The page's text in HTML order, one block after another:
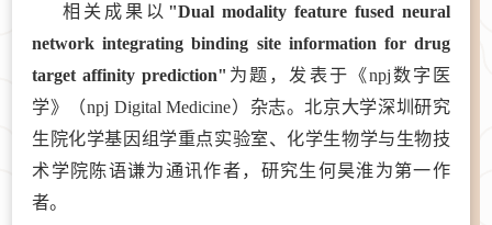
相关成果以 "Dual modality feature fused neural
network integrating binding site information for drug
target affinity prediction" 为题，发表于《npj数字医
学》（npj Digital Medicine）杂志。北京大学深圳研究
生院化学基因组学重点实验室、化学生物学与生物技
术学院陈语谦为通讯作者，研究生何昊淮为第一作
者。